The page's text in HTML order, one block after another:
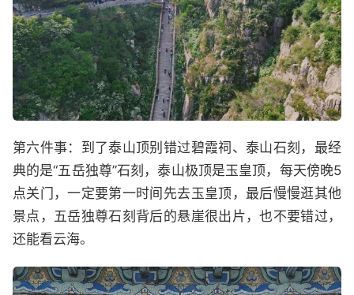
第六件事：到了泰山顶别错过碧霞祠、泰山石刻，最经
典的是“五岳独尊”石刻，泰山极顶是玉皇顶，每天傍晚5
点关门，一定要第一时间先去玉皇顶，最后慢慢逛其他
景点，五岳独尊石刻背后的悬崖很出片，也不要错过，
还能看云海。